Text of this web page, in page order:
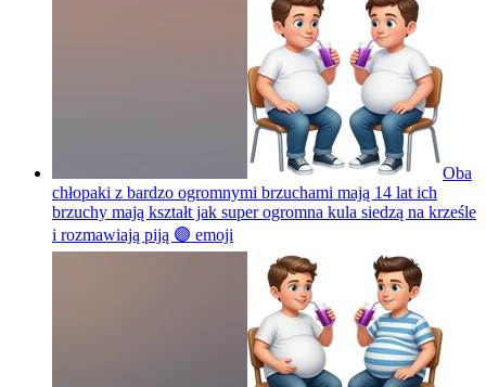
Oba
chłopaki z bardzo ogromnymi brzuchami mają 14 lat ich
brzuchy mają kształt jak super ogromna kula siedzą na krześle
i rozmawiają piją 🟣 emoji